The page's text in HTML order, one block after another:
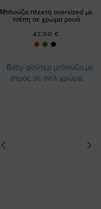
Μπλούζα πλεκτή oversized με
τσέπη σε χρώμα ρουά
47,00 €